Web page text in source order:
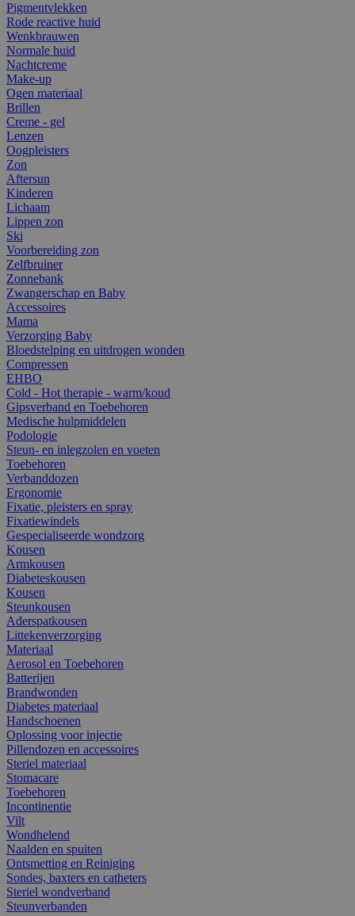
Pigmentvlekken
Rode reactive huid
Wenkbrauwen
Normale huid
Nachtcreme
Make-up
Ogen materiaal
Brillen
Creme - gel
Lenzen
Oogpleisters
Zon
Aftersun
Kinderen
Lichaam
Lippen zon
Ski
Voorbereiding zon
Zelfbruiner
Zonnebank
Zwangerschap en Baby
Accessoires
Mama
Verzorging Baby
Bloedstelping en uitdrogen wonden
Compressen
EHBO
Cold - Hot therapie - warm/koud
Gipsverband en Toebehoren
Medische hulpmiddelen
Podologie
Steun- en inlegzolen en voeten
Toebehoren
Verbanddozen
Ergonomie
Fixatie, pleisters en spray
Fixatiewindels
Gespecialiseerde wondzorg
Kousen
Armkousen
Diabeteskousen
Kousen
Steunkousen
Aderspatkousen
Littekenverzorging
Materiaal
Aerosol en Toebehoren
Batterijen
Brandwonden
Diabetes materiaal
Handschoenen
Oplossing voor injectie
Pillendozen en accessoires
Steriel materiaal
Stomacare
Toebehoren
Incontinentie
Vilt
Wondhelend
Naalden en spuiten
Ontsmetting en Reiniging
Sondes, baxters en catheters
Steriel wondverband
Steunverbanden